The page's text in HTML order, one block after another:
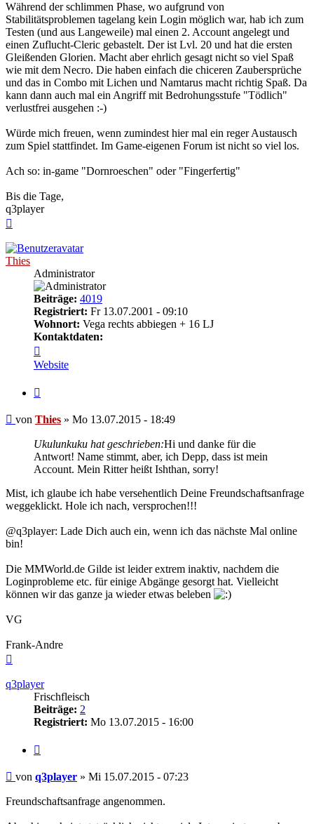
Während der schlimmen Phase, wo aufgrund von
Stabilitätsproblemen tagelang kein Login möglich war, hab ich zum
Testen (und aus Langeweile) mal einen 2. Account angelegt und
einen Zuflucht-Cleric gebastelt. Der ist Lvl. 20 und hat die ersten
Gleißenden Glorien. Macht aber ehrlich gesagt nicht so viel Spaß
wie mit dem Necro. Die haben einfach die chiceren Zaubersprüche
und das in Combo mit Lichen und Namtarus macht richtig Spaß. Da
kann dann auch mal ein Angriff mit Bedrohungsstufe "Tödlich"
verlustfrei ausgehen :-)
Würde mich freuen, wenn zumindest hier mal ein reger Austausch
zum Spiel stattfindet. Im Game-eigenen Forum ist nicht so viel los.
Ach so: in-game "Dornroeschen" oder "Fingerfertig"
Bis die Tage,
q3player
Thies
Administrator
Beiträge: 4019
Registriert: Fr 13.07.2001 - 09:10
Wohnort: Vega rechts abbiegen + 16 LJ
Kontaktdaten:
von
Thies
Website
Beitrag
von Thies » Mo 13.07.2015 - 18:49
Ukulunkuku hat geschrieben:Hi und danke für die
Antwort! Name stimmt, aber, ich Depp, dass ist mein
Account. Mein Ritter heißt Ishthan, sorry!
Mist, ich glaube ich habe versehentlich Deine Freundschaftsanfrage
weggeklickt. Hole ich nach, versprochen!!!
@q3player: Lade Dich auch ein, wenn ich das nächste Mal online
bin!
Die MMWorld.de Gilde ist leider extrem inaktiv, nachdem die
Loginprobleme etc. für einige Abgänge gesorgt hat. Vielleicht
können wir das ganze ja wieder etwas beleben
VG
Frank-Andre
q3player
Frischfleisch
Beiträge: 2
Registriert: Mo 13.07.2015 - 16:00
Beitrag
von q3player » Mi 15.07.2015 - 07:23
Freundschaftsanfrage angenommen.